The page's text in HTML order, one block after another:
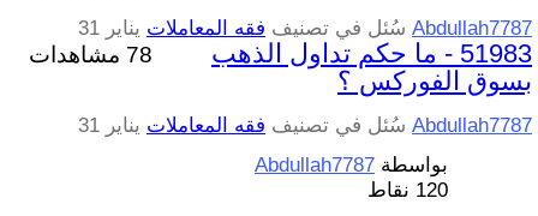
Abdullah7787 سُئل في تصنيف فقه المعاملات يناير 31
78 مشاهدات
51983 - ما حكم تداول الذهب
بسوق الفوركس ؟
Abdullah7787 سُئل في تصنيف فقه المعاملات يناير 31
بواسطة Abdullah7787
120 نقاط